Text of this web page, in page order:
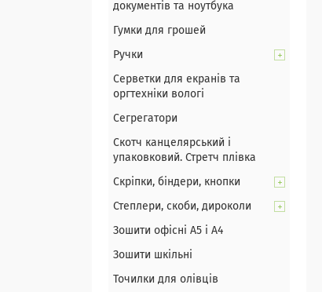
документів та ноутбука
Гумки для грошей
Ручки
Серветки для екранів та
оргтехніки вологі
Сегрегатори
Скотч канцелярський і
упаковковий. Стретч плівка
Скріпки, біндери, кнопки
Степлери, скоби, дироколи
Зошити офісні А5 і А4
Зошити шкільні
Точилки для олівців